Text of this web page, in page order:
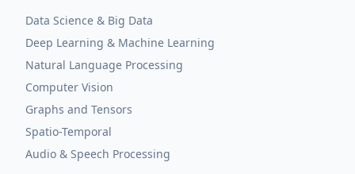
Data Science & Big Data
Deep Learning & Machine Learning
Natural Language Processing
Computer Vision
Graphs and Tensors
Spatio-Temporal
Audio & Speech Processing